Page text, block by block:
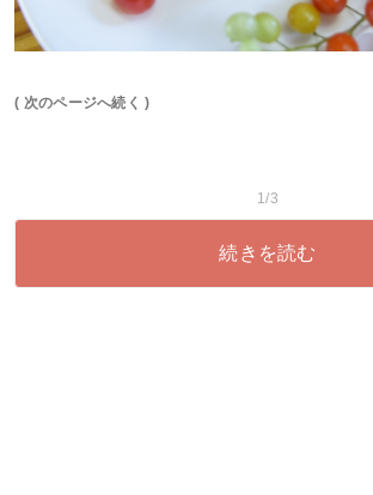
( 次のページへ続く )
1/3
続きを読む